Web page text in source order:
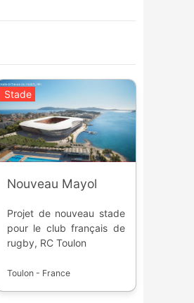
Stade
Nouveau Mayol
Projet de nouveau stade
pour le club français de
rugby, RC Toulon
Toulon - France